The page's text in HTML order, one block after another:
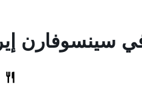
في سينسوفارن